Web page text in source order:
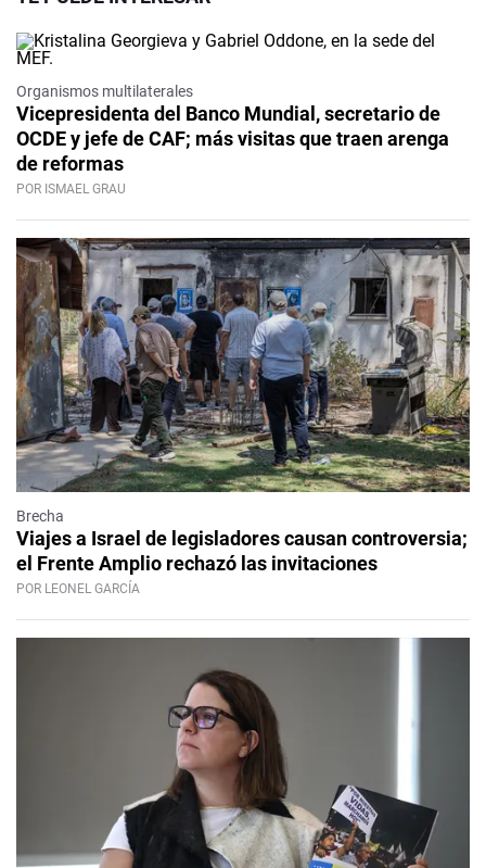
Organismos multilaterales
Vicepresidenta del Banco Mundial, secretario de
OCDE y jefe de CAF; más visitas que traen arenga
de reformas
POR ISMAEL GRAU
Brecha
Viajes a Israel de legisladores causan controversia;
el Frente Amplio rechazó las invitaciones
POR LEONEL GARCÍA